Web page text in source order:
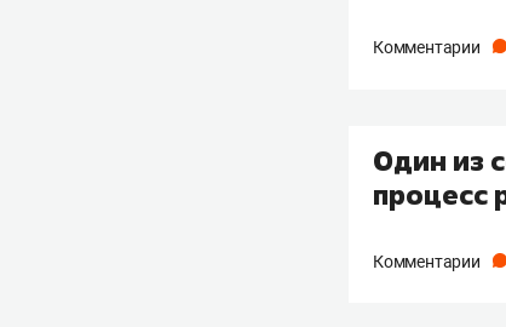
Комментарии
Один из
процесс
Комментарии